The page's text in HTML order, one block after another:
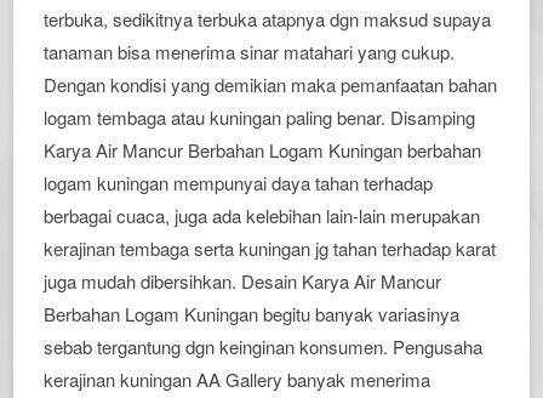
terbuka, sedikitnya terbuka atapnya dgn maksud supaya
tanaman bisa menerima sinar matahari yang cukup.
Dengan kondisi yang demikian maka pemanfaatan bahan
logam tembaga atau kuningan paling benar. Disamping
Karya Air Mancur Berbahan Logam Kuningan berbahan
logam kuningan mempunyai daya tahan terhadap
berbagai cuaca, juga ada kelebihan lain-lain merupakan
kerajinan tembaga serta kuningan jg tahan terhadap karat
juga mudah dibersihkan. Desain Karya Air Mancur
Berbahan Logam Kuningan begitu banyak variasinya
sebab tergantung dgn keinginan konsumen. Pengusaha
kerajinan kuningan AA Gallery banyak menerima